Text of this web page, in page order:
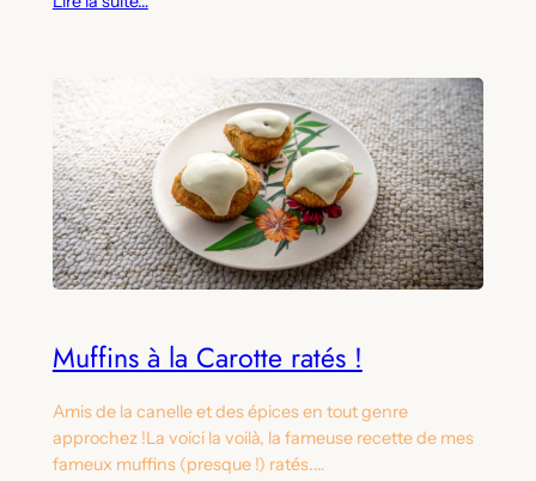
Muffins à la Carotte ratés !
Amis de la canelle et des épices en tout genre
approchez !La voici la voilà, la fameuse recette de mes
fameux muffins (presque !) ratés.…